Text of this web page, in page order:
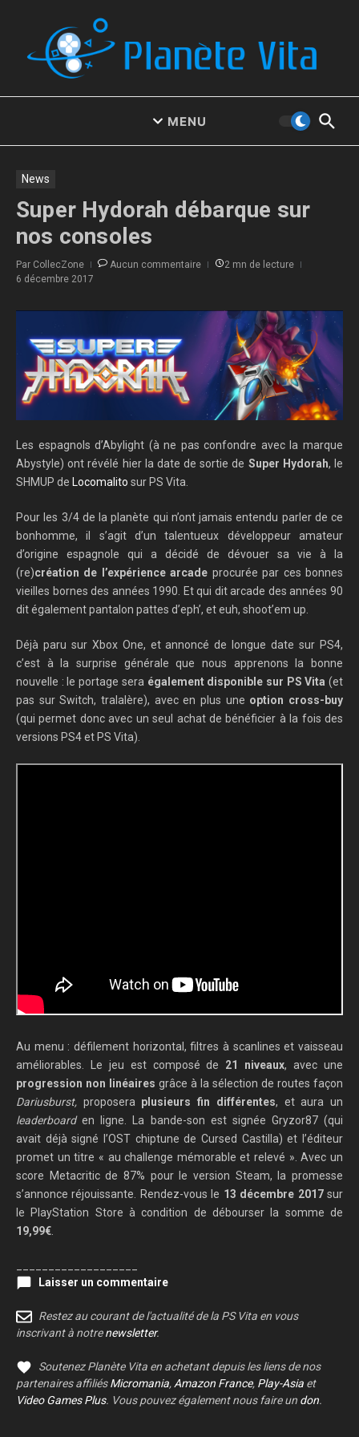
MENU
News
Super Hydorah débarque sur
nos consoles
Par CollecZone Aucun commentaire
2 mn de lecture
6 décembre 2017
Les espagnols d’Abylight (à ne pas confondre avec la marque
Abystyle) ont révélé hier la date de sortie de Super Hydorah, le
SHMUP de Locomalito sur PS Vita.
Pour les 3/4 de la planète qui n’ont jamais entendu parler de ce
bonhomme, il s’agit d’un talentueux développeur amateur
d’origine espagnole qui a décidé de dévouer sa vie à la
(re)création de l’expérience arcade procurée par ces bonnes
vieilles bornes des années 1990. Et qui dit arcade des années 90
dit également pantalon pattes d’eph’, et euh, shoot’em up.
Déjà paru sur Xbox One, et annoncé de longue date sur PS4,
c’est à la surprise générale que nous apprenons la bonne
nouvelle : le portage sera également disponible sur PS Vita (et
pas sur Switch, tralalère), avec en plus une option cross-buy
(qui permet donc avec un seul achat de bénéficier à la fois des
versions PS4 et PS Vita).
Au menu : défilement horizontal, filtres à scanlines et vaisseau
améliorables. Le jeu est composé de 21 niveaux, avec une
progression non linéaires grâce à la sélection de routes façon
Dariusburst, proposera plusieurs fin différentes, et aura un
leaderboarden ligne. La bande-son est signée Gryzor87 (qui
avait déjà signé l’OST chiptune de Cursed Castilla) et l’éditeur
promet un titre « au challenge mémorable et relevé ». Avec un
score Metacritic de 87% pour le version Steam, la promesse
s’annonce réjouissante. Rendez-vous le 13 décembre 2017sur
le PlayStation Store à condition de débourser la somme de
19,99€
Laisser un commentaire
Restez au courant de l'actualité de la PS Vita en vous
inscrivant à notrenewsletter.
Soutenez Planète Vita en achetant depuis les liens de nos
partenaires affiliésMicromania,Amazon France, Play-Asia et
Video Games Plus. Vous pouvez également nous faire un don.